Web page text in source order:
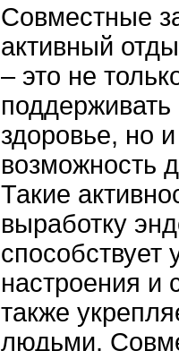
Совместные
активный
– это не
здоровье, но
возможность
Такие
выработку
настроения и
также
людьми.